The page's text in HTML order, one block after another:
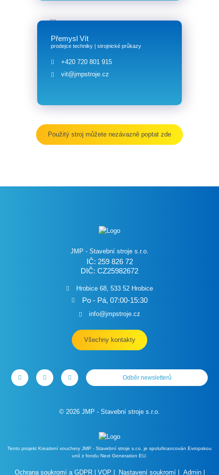
Přemysl Vít
prodejce techniky | strojnické průkazy
+420 720 801 915
vit@jmpstroje.cz
Použitý stroj můžete nezávazně poptat zde
JMP - Stavební stroje s.r.o.
IČ: 259 826 72
DIČ: CZ25982672
Hrobice 68, 533 52 Hrobice
Po - Pá, 07:00-15:30
info@jmpstroje.cz
Všechny kontakty
Odběr newsletterů
© 2026 JMP - Stavební stroje s.r.o.
Tento projekt Kreativní vouchery JMP - Stavební stroje s.r.o. je spolufinancován Evropskou
unií z fondu Next Generation EU.
Ochrana soukromí a GDPR| VOP | Nastavení soukromí| Admin|